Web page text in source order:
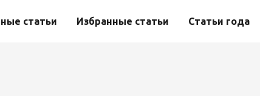
статьи Избранные статьи Статьи года